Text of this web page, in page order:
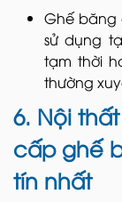
Ghế băng
sử dụng
tạm thời
thường
6. Nội
cấp ghế
tín nhất